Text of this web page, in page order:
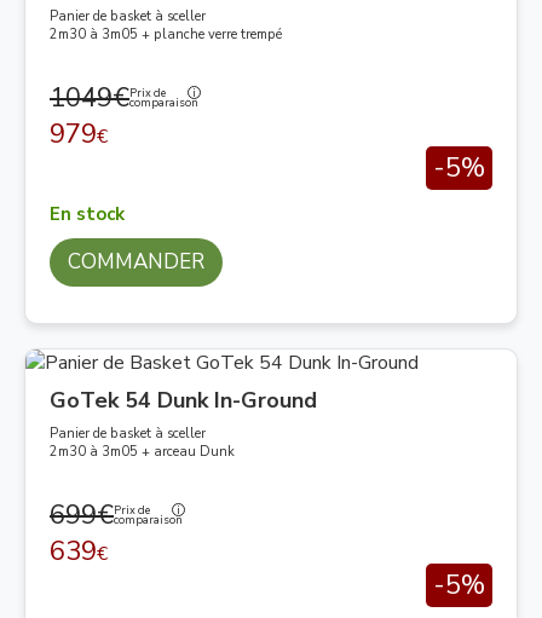
Panier de basket à sceller
2m30 à 3m05 + planche verre trempé
1049€Prix de
comparaison
979€
-5%
En stock
COMMANDER
GoTek 54 Dunk In-Ground
Panier de basket à sceller
2m30 à 3m05 + arceau Dunk
699€Prix de
comparaison
639€
-5%